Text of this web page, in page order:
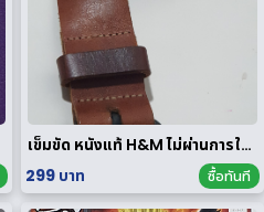
เข็มขัด หนังแท้ H&M ไม่ผ่านการใช้งาน
299 บาท
ซื้อทันที